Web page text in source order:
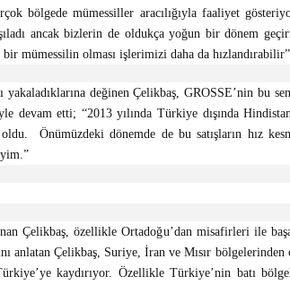
bölgede mümessiller aracılığıyla faaliyet
ancak bizlerin de oldukça yoğun bir dönem
mümessilin olması işlerimizi daha da
yakaladıklarına değinen Çelikbaş, GROSSE’nin
devam etti; “2013 yılında Türkiye dışında
Önümüzdeki dönemde de bu satışların hız
Çelikbaş, özellikle Ortadoğu’dan misafirleri ile
anlatan Çelikbaş, Suriye, İran ve Mısır
kaydırıyor. Özellikle Türkiye’nin batı